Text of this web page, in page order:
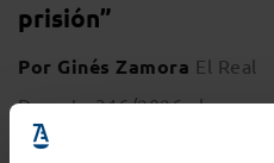
prisión”
Por Ginés Zamora El Real
Decreto 316/2026 abre
una vía extraordinaria de